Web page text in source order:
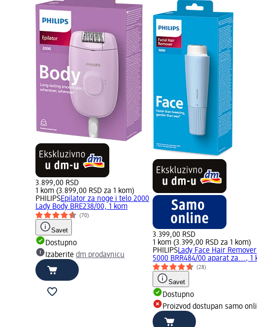
3.899,00 RSD
1 kom (3.899,00 RSD za 1 kom)
PHILIPSEpilator za noge i telo 2000
Lady Body BRE238/00, 1 kom
(70)
Savet
Dostupno
Izaberite dm prodavnicu
3.399,00 RSD
1 kom (3.399,00 RSD za 1 kom)
PHILIPSLady Face Hair Remover
5000 BRR484/00 aparat za..., 1
(28)
Savet
Dostupno
Proizvod dostupan samo